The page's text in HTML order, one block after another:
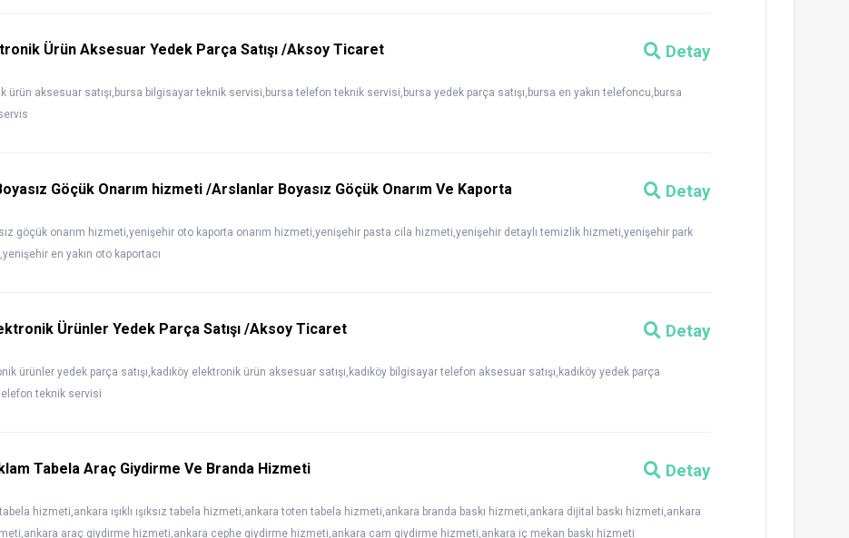
Detay
Ürün Aksesuar Yedek Parça Satışı /Aksoy Ticaret
ürün aksesuar satışı,bursa bilgisayar teknik servisi,bursa telefon teknik servisi,bursa yedek parça satışı,bursa en yakın telefoncu,bursa
Detay
Göçük Onarım hizmeti /Arslanlar Boyasız Göçük Onarım Ve Kaporta
göçük onarım hizmeti,yenişehir oto kaporta onarım hizmeti,yenişehir pasta cila hizmeti,yenişehir detaylı temizlik hizmeti,yenişehir park
en yakın oto kaportacı
Detay
Ürünler Yedek Parça Satışı /Aksoy Ticaret
ürünler yedek parça satışı,kadıköy elektronik ürün aksesuar satışı,kadıköy bilgisayar telefon aksesuar satışı,kadıköy yedek parça
telefon teknik servisi
Detay
Tabela Araç Giydirme Ve Branda Hizmeti
hizmeti,ankara ışıklı ışıksız tabela hizmeti,ankara toten tabela hizmeti,ankara branda baskı hizmeti,ankara dijital baskı hizmeti,ankara
araç giydirme hizmeti,ankara cephe giydirme hizmeti,ankara cam giydirme hizmeti,ankara iç mekan baskı hizmeti